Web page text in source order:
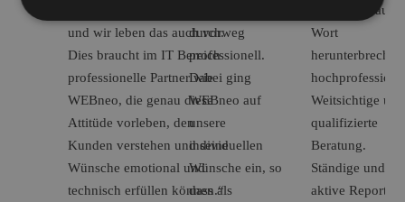
und wir leben das auch vor.
Dies braucht im IT Bereich
professionelle Partner wie
WEBneo, die genau diese
Attitüde vorleben, den
Kunden verstehen und seine
Wünsche emotional und
technisch erfüllen können.“
durchweg
professionell.
Dabei ging
WEBneo auf
unsere
individuellen
Wünsche ein, so
dass als
im Grunde auf
Wort
Weitsichtige und
qualifizierte
Beratung.
Ständige und
aktive Reports